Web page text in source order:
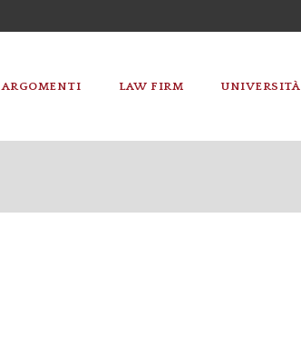
ARGOMENTI LAW FIRM UNIVERSITÀ